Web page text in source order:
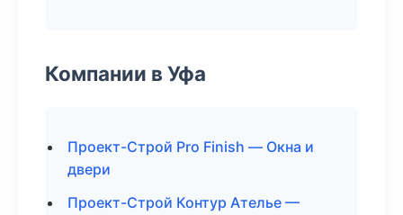
Компании в Уфа
Проект-Строй Pro Finish — Окна и
двери
Проект-Строй Контур Ателье —